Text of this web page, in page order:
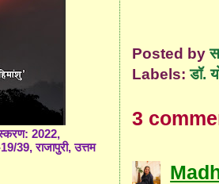
Posted by
Labels:डॉ.
3
2022,
39, राजापुरी, उत्तम